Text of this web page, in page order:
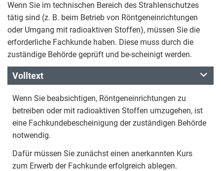
Wenn Sie im technischen Bereich des Strahlenschutzes
tätig sind (z. B. beim Betrieb von Röntgeneinrichtungen
oder Umgang mit radioaktiven Stoffen), müssen Sie die
erforderliche Fachkunde haben. Diese muss durch die
zuständige Behörde geprüft und be-scheinigt werden.
Volltext
Wenn Sie beabsichtigen, Röntgeneinrichtungen zu
betreiben oder mit radioaktiven Stoffen umzugehen, ist
eine Fachkundebescheinigung der zuständigen Behörde
notwendig.
Dafür müssen Sie zunächst einen anerkannten Kurs
zum Erwerb der Fachkunde erfolgreich ablegen.